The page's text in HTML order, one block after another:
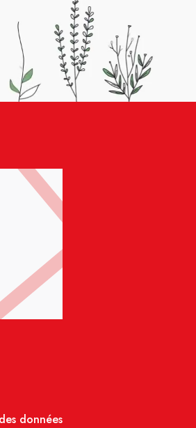
données